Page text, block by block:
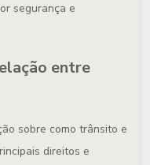
segurança e
entre
sobre como trânsito e
direitos e